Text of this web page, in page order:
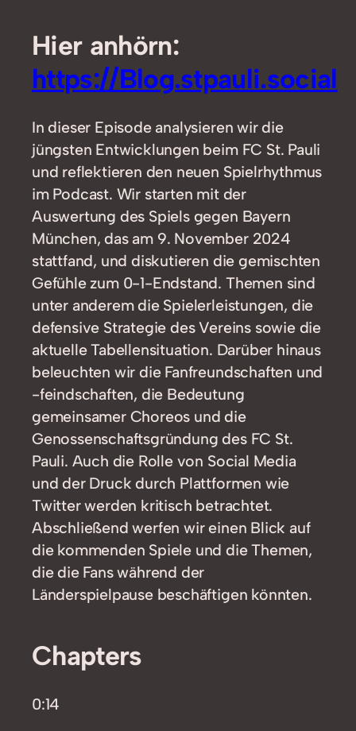
Hier anhörn:
https://Blog.stpauli.social
In dieser Episode analysieren wir die
jüngsten Entwicklungen beim FC St. Pauli
und reflektieren den neuen Spielrhythmus
im Podcast. Wir starten mit der
Auswertung des Spiels gegen Bayern
München, das am 9. November 2024
stattfand, und diskutieren die gemischten
Gefühle zum 0-1-Endstand. Themen sind
unter anderem die Spielerleistungen, die
defensive Strategie des Vereins sowie die
aktuelle Tabellensituation. Darüber hinaus
beleuchten wir die Fanfreundschaften und
-feindschaften, die Bedeutung
gemeinsamer Choreos und die
Genossenschaftsgründung des FC St.
Pauli. Auch die Rolle von Social Media
und der Druck durch Plattformen wie
Twitter werden kritisch betrachtet.
Abschließend werfen wir einen Blick auf
die kommenden Spiele und die Themen,
die die Fans während der
Länderspielpause beschäftigen könnten.
Chapters
0:14